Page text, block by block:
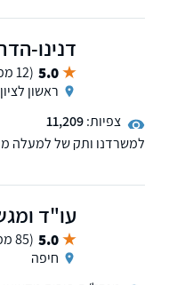
מקרקעין וקניין וכן
דנינו-
5.0 (12 ממליצים)
ראשון לציון
צפיות:11,209
למשרדנו ותק של למעלה
עו"ד
5.0 (85 ממליצים)
חיפה